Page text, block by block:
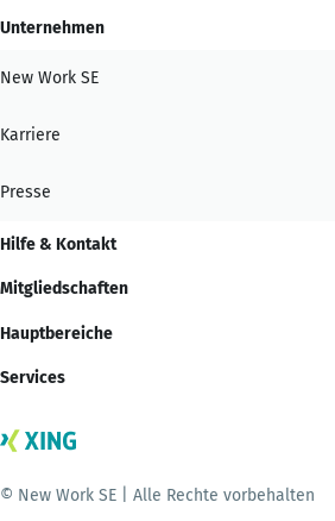
Unternehmen
New Work SE
Karriere
Presse
Hilfe & Kontakt
Mitgliedschaften
Hauptbereiche
Services
© New Work SE | Alle Rechte vorbehalten